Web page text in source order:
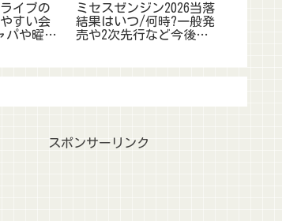
ライブの
すい会
パや曜日
ミセスゼンジン2026当落
結果はいつ/何時?一般発
売や2次先行など今後のﾁ
スポンサーリンク